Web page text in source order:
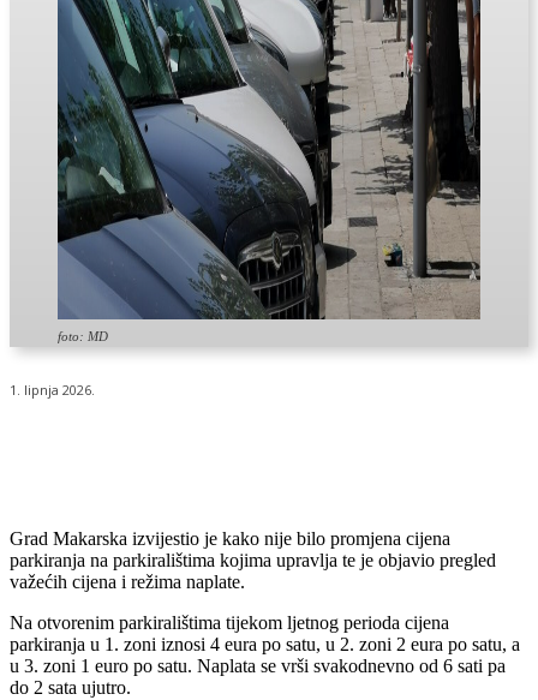
foto: MD
1. lipnja 2026.
Grad Makarska izvijestio je kako nije bilo promjena cijena
parkiranja na parkiralištima kojima upravlja te je objavio pregled
važećih cijena i režima naplate.
Na otvorenim parkiralištima tijekom ljetnog perioda cijena
parkiranja u 1. zoni iznosi 4 eura po satu, u 2. zoni 2 eura po satu, a
u 3. zoni 1 euro po satu. Naplata se vrši svakodnevno od 6 sati pa
do 2 sata ujutro.